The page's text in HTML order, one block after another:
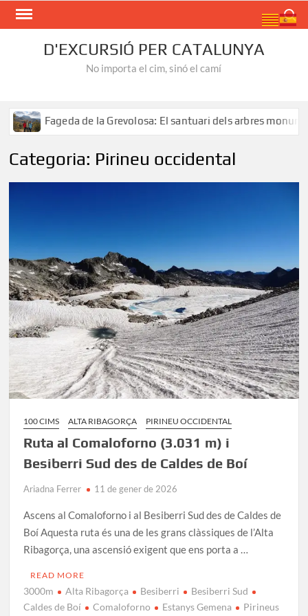
Skip
D'EXCURSIÓ PER CATALUNYA
No importa el cim, sinó el camí
Grevolosa: El santuari dels arbres monumentals Ruta
Categoria: Pirineu occidental
100 CIMS ALTA RIBAGORÇA PIRINEU OCCIDENTAL
Ruta al Comaloforno (3.031 m) i
Besiberri Sud des de Caldes de Boí
Ariadna Ferrer 11 de gener de 2026
Ascens al Comaloforno i al Besiberri Sud des de Caldes de
Boí Aquesta ruta és una de les grans clàssiques de l’Alta
Ribagorça, una ascensió exigent que ens porta a …
READ MORE
3000m Alta Ribagorça Besiberri
Besiberri Sud
Caldes de Boí
Comaloforno Estanys Gemena
Pirineus